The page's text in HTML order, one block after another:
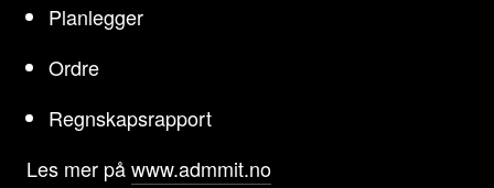
Planlegger
Ordre
Regnskapsrapport
Les mer påwww.admmit.no